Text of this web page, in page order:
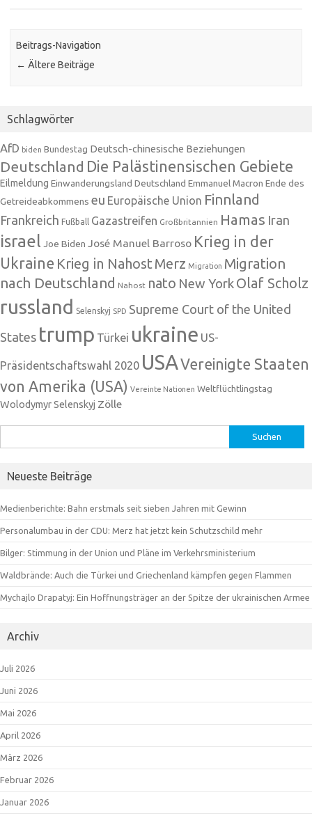
Beitrags-Navigation
← Ältere Beiträge
Schlagwörter
AfD biden Bundestag Deutsch-chinesische Beziehungen
Deutschland Die Palästinensischen Gebiete
Eilmeldung Einwanderungsland Deutschland Emmanuel Macron Ende des
Getreideabkommens eu Europäische Union Finnland
Frankreich Fußball Gazastreifen Großbritannien Hamas Iran
israel Joe Biden José Manuel Barroso Krieg in der
Ukraine Krieg in NahostMerz Migration Migration
nach Deutschland Nahost nato New YorkOlaf Scholz
russland Selenskyj SPD Supreme Court of the United
States trump Türkei ukraine US-
Präsidentschaftswahl 2020 USAVereinigte Staaten
von Amerika (USA) Vereinte Nationen Weltflüchtlingstag
Wolodymyr Selenskyj Zölle
nach:
Neueste Beiträge
Medienberichte: Bahn erstmals seit sieben Jahren mit Gewinn
Personalumbau in der CDU: Merz hat jetzt kein Schutzschild mehr
Bilger: Stimmung in der Union und Pläne im Verkehrsministerium
Waldbrände: Auch die Türkei und Griechenland kämpfen gegen Flammen
Mychajlo Drapatyj: Ein Hoffnungsträger an der Spitze der ukrainischen Armee
Archiv
Juli 2026
Juni 2026
Mai 2026
April 2026
März 2026
Februar 2026
Januar 2026